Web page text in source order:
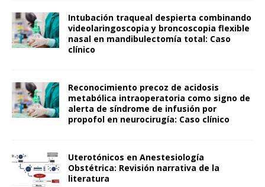
Intubación traqueal despierta combinando
videolaringoscopia y broncoscopia flexible
nasal en mandibulectomía total: Caso
clínico
Reconocimiento precoz de acidosis
metabólica intraoperatoria como signo de
alerta de síndrome de infusión por
propofol en neurocirugía: Caso clínico
Uterotónicos en Anestesiología
Obstétrica: Revisión narrativa de la
literatura